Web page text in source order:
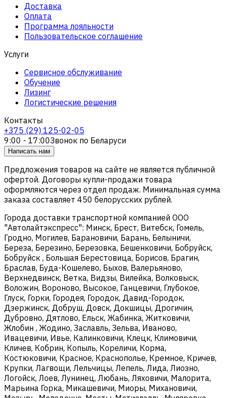
Доставка
Оплата
Программа лояльности
Пользовательское соглашение
Услуги
Сервисное обслуживание
Обучение
Лизинг
Логистические решения
Контакты
+375 (29) 125-02-05
9:00 - 17:00Звонок по Беларуси
Написать нам
Предложения товаров на сайте не является публичной
офертой. Договоры купли-продажи товара
оформляются через отдел продаж. Минимальная сумма
заказа составляет 450 белорусских рублей.
Города доставки транспортной компанией ООО
"Автолайтэкспресс": Минск, Брест, Витебск, Гомель,
Гродно, Могилев, Барановичи, Барань, Белыничи,
Береза, Березино, Березовка, Бешенковичи, Бобруйск,
Бобруйск , Большая Берестовица, Борисов, Брагин,
Браслав, Буда-Кошелево, Быхов, Валерьяново,
Верхнедвинск, Ветка, Видзы, Вилейка, Волковыск,
Воложин, Вороново, Высокое, Ганцевичи, Глубокое,
Глуск, Горки, Городея, Городок, Давид-Городок,
Дзержинск, Добруш, Довск, Докшицы, Дрогичин,
Дубровно, Дятлово, Ельск, Жабинка, Житковичи,
Жлобин , Жодино, Заславль, Зельва, Иваново,
Ивацевичи, Ивье, Калинковичи, Клецк, Климовичи,
Кличев, Кобрин, Копыль, Кореличи, Корма,
Костюковичи, Красное, Краснополье, Кремное, Кричев,
Крупки, Лагвощи, Лельчицы, Лепель, Лида, Лиозно,
Логойск, Лоев, Лунинец, Любань, Ляховичи, Малорита,
Марьина Горка, Микашевичи, Миоры, Михановичи,